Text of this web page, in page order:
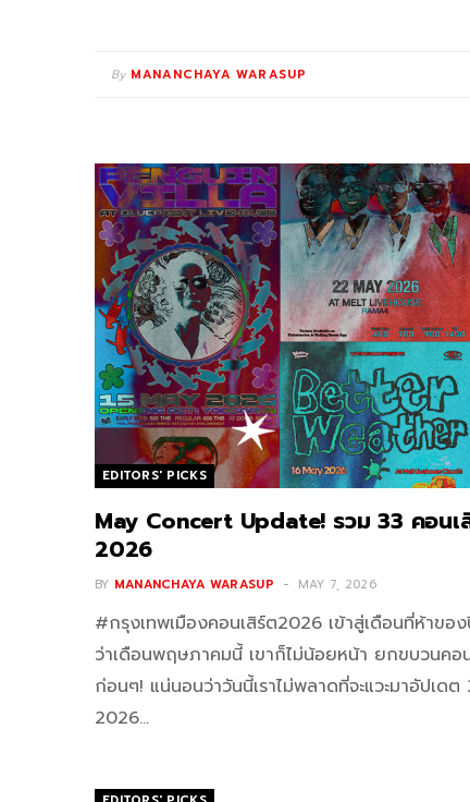
By MANANCHAYA WARASUP
EDITORS' PICKS
May Concert Update! รวม 33 คอน
2026
BY MANANCHAYA WARASUP MAY 7, 2026
#กรุงเทพเมืองคอนเสิร์ต2026 เข้าสู่เดือนที่ห้าขอ
ว่าเดือนพฤษภาคมนี้ เขาก็ไม่น้อยหน้า ยกขบวนคอ
ก่อนๆ! แน่นอนว่าวันนี้เราไม่พลาดที่จะแวะมาอัปเ
2026…